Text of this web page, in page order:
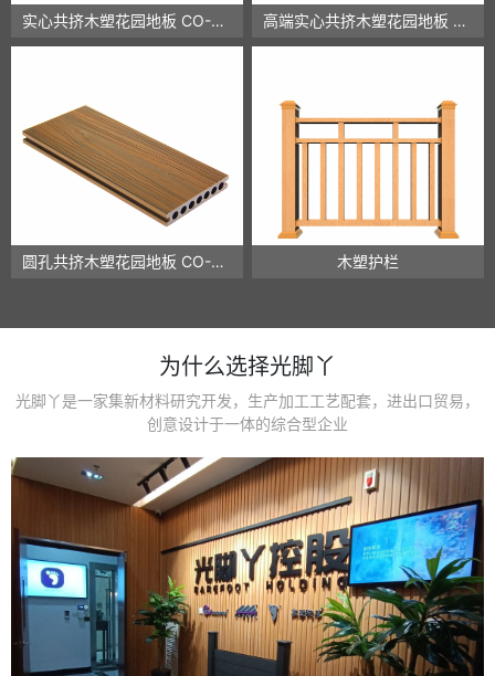
实心共挤木塑花园地板 CO-01D 高端实心共挤木塑花园地板 CO-03D
圆孔共挤木塑花园地板 CO-02D 木塑护栏
为什么选择光脚丫
光脚丫是一家集新材料研究开发，生产加工工艺配套，进出口贸易，
创意设计于一体的综合型企业